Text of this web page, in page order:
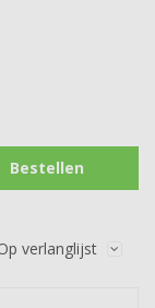
Bestellen
verlanglijst